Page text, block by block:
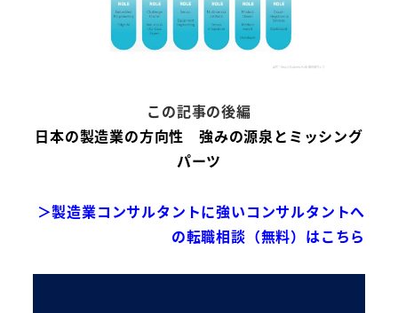
この記事の後編
日本の製造業の方向性 強みの源泉とミッシング
パーツ
＞製造業コンサルタントに強いコンサルタントへ
の転職相談（無料）はこちら